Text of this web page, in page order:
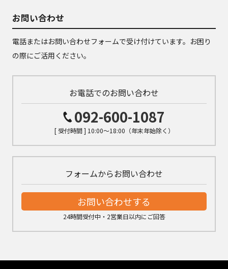
お問い合わせ
電話またはお問い合わせフォームで受け付けています。お困り
の際にご活用ください。
お電話でのお問い合わせ
092-600-1087
[ 受付時間 ] 10:00～18:00（年末年始除く）
フォームからお問い合わせ
お問い合わせする
24時間受付中・2営業日以内にご回答